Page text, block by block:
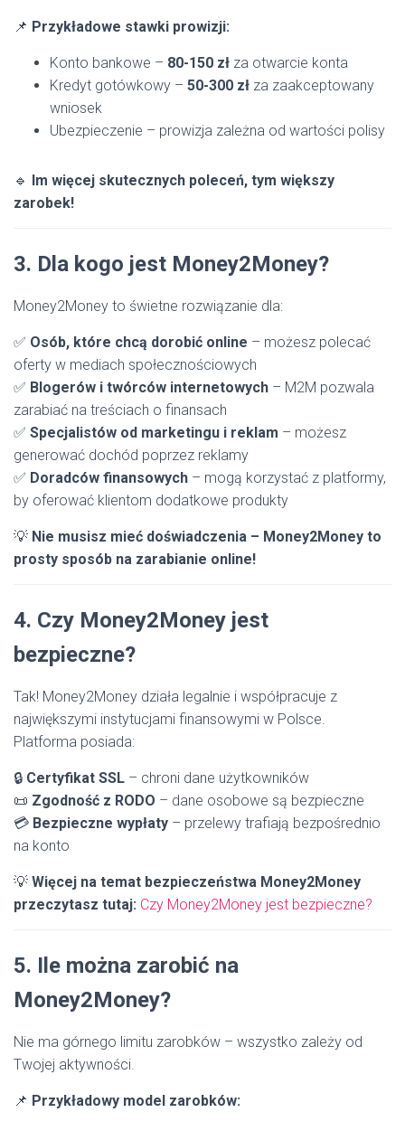
📌 Przykładowe stawki prowizji:
Konto bankowe – 80-150 zł za otwarcie konta
Kredyt gotówkowy – 50-300 zł za zaakceptowany
wniosek
Ubezpieczenie – prowizja zależna od wartości polisy
🔹 Im więcej skutecznych poleceń, tym większy
zarobek!
3. Dla kogo jest Money2Money?
Money2Money to świetne rozwiązanie dla:
✅ Osób, które chcą dorobić online – możesz polecać
oferty w mediach społecznościowych
✅ Blogerów i twórców internetowych – M2M pozwala
zarabiać na treściach o finansach
✅ Specjalistów od marketingu i reklam – możesz
generować dochód poprzez reklamy
✅ Doradców finansowych – mogą korzystać z platformy,
by oferować klientom dodatkowe produkty
💡 Nie musisz mieć doświadczenia – Money2Money to
prosty sposób na zarabianie online!
4. Czy Money2Money jest
bezpieczne?
Tak! Money2Money działa legalnie i współpracuje z
największymi instytucjami finansowymi w Polsce.
Platforma posiada:
🔒 Certyfikat SSL – chroni dane użytkowników
📜 Zgodność z RODO – dane osobowe są bezpieczne
💳 Bezpieczne wypłaty – przelewy trafiają bezpośrednio
na konto
💡 Więcej na temat bezpieczeństwa Money2Money
przeczytasz tutaj: Czy Money2Money jest bezpieczne?
5. Ile można zarobić na
Money2Money?
Nie ma górnego limitu zarobków – wszystko zależy od
Twojej aktywności.
📌 Przykładowy model zarobków: